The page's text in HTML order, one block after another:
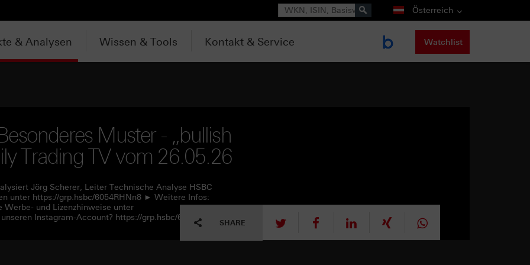
Suche Österreich
& Analysen Wissen & Tools Kontakt & Service Watchlist
Muster - „bullish
Trading TV vom 26.05.26
Jörg Scherer, Leiter Technische Analyse HSBC
unter https://grp.hsbc/6054RHNn8 ► Weitere Infos:
und Lizenzhinweise unter
Instagram-Account? https://grp.hsbc/6057RHNn1
SHARE tweet mitteilen